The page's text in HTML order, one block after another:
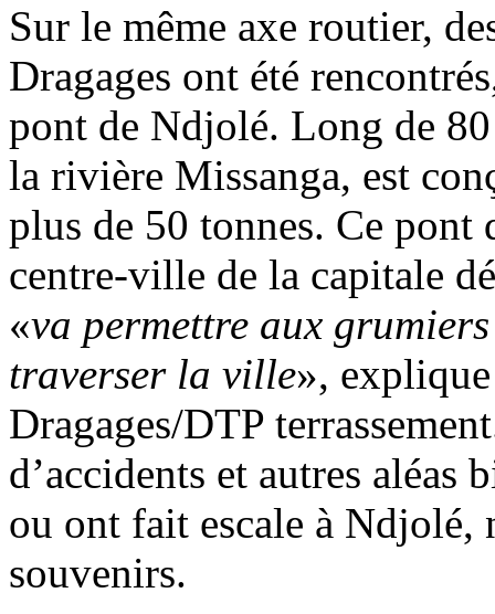
Sur le même axe routier,
Dragages ont été
pont de Ndjolé. Long de
la rivière Missanga, est
plus de 50 tonnes. Ce
centre-ville de la capitale
«va permettre aux
traverser la ville»,
Dragages/DTP
d’accidents et autres
ou ont fait escale à Ndjolé,
souvenirs.